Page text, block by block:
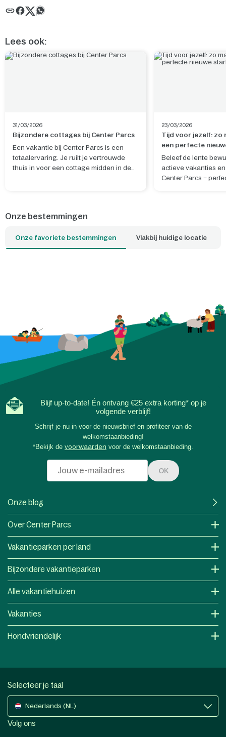
Lees ook:
31/03/2026
Bijzondere cottages bij Center Parcs
Een vakantie bij Center Parcs is een
totaalervaring. Je ruilt je vertrouwde
thuis in voor een cottage midden in de
bijvoorbeeld kunt slapen tussen de
water. Welke cottage is jouw favoriet?
23/03/2026
Tijd voor jezelf: zo
een perfecte
Beleef de lente
actieve vakanties
Center Parcs –
Onze bestemmingen
Onze favoriete bestemmingen Vlakbij huidige locatie
Blijf up-to-date! Én ontvang €25 extra korting* op je
volgende verblijf!
Schrijf je nu in voor de nieuwsbrief en profiteer van de
welkomstaanbieding!
*Bekijk de voorwaarden voor de welkomstaanbieding.
OK
Onze blog
Over Center Parcs
Vakantieparken per land
Bijzondere vakantieparken
Alle vakantiehuizen
Vakanties
Hondvriendelijk
Selecteer je taal
Nederlands (NL)
Volg ons